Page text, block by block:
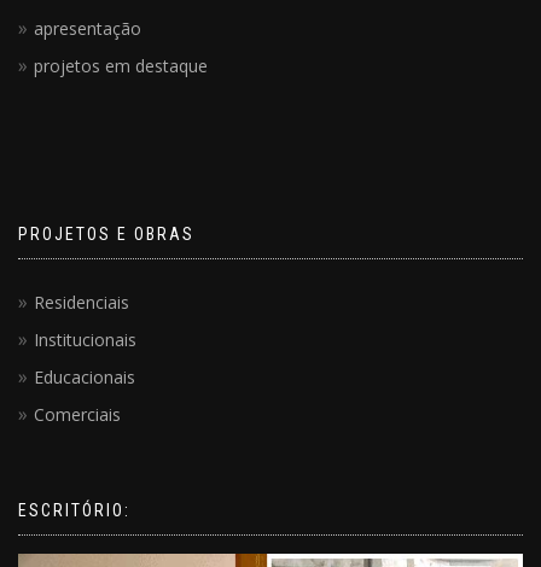
apresentação
projetos em destaque
PROJETOS E OBRAS
Residenciais
Institucionais
Educacionais
Comerciais
ESCRITÓRIO: